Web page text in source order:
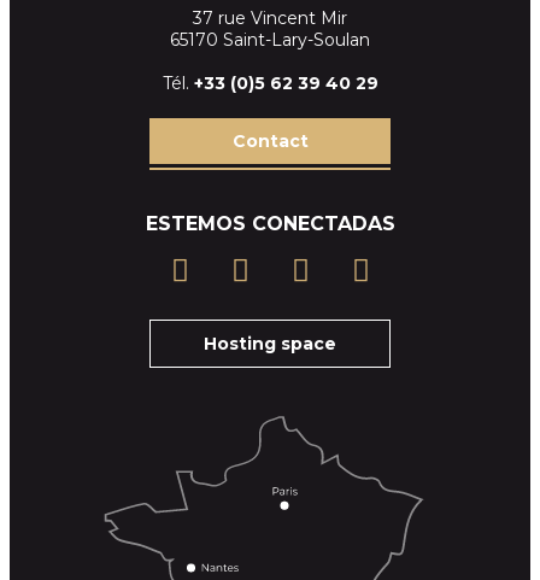
37 rue Vincent Mir
65170 Saint-Lary-Soulan
Tél. +33 (0)5 62 39 40 29
Contact
ESTEMOS CONECTADAS
Hosting space